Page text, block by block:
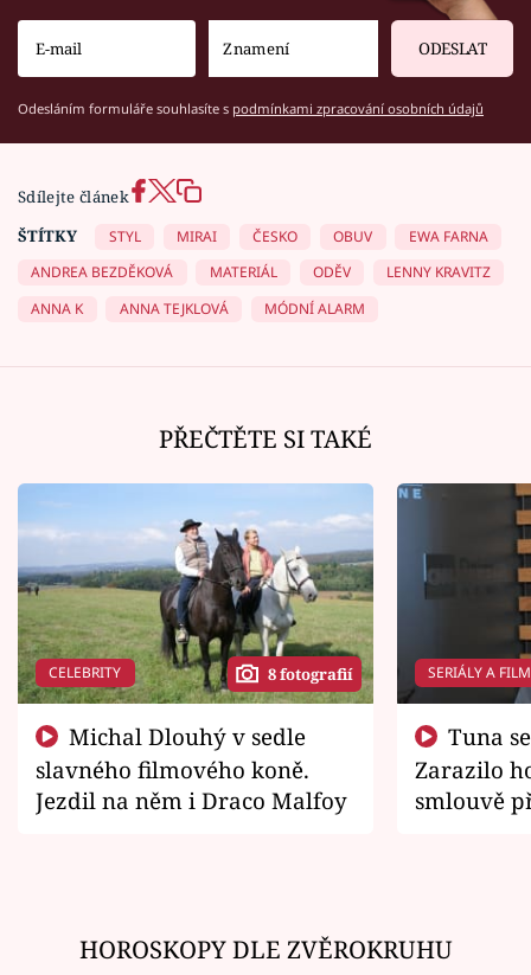
ODESLAT
Odesláním formuláře souhlasíte s podmínkami zpracování osobních údajů
Sdílejte článek
ŠTÍTKY
STYL MIRAI ČESKO OBUV
EWA FARNA
ANDREA BEZDĚKOVÁ
MATERIÁL ODĚV
LENNY KRAVITZ
ANNA K
ANNA TEJKLOVÁ MÓDNÍ ALARM
PŘEČTĚTE SI TAKÉ
CELEBRITY 8 fotografií
slavného filmového koně.
Jezdil na něm i Draco Malfoy
SERIÁLY A
Zarazilo
smlouvě
HOROSKOPY DLE ZVĚROKRUHU